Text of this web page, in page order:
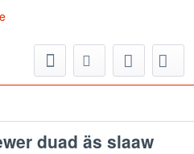
duad äs slaaw